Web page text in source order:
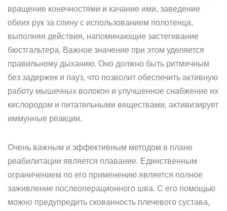
вращение конечностями и качание ими, заведение
обеих рук за спину с использованием полотенца,
выполняя действия, напоминающие застегивание
бюстгальтера. Важное значение при этом уделяется
правильному дыханию. Оно должно быть ритмичным
без задержек и пауз, что позволит обеспечить активную
работу мышечных волокон и улучшенное снабжение их
кислородом и питательными веществами, активизирует
иммунные реакции.
Очень важным и эффективным методом в плане
реабилитации является плавание. Единственным
ограничением по его применению является полное
заживление послеоперационного шва. С его помощью
можно предупредить скованность плечевого сустава,